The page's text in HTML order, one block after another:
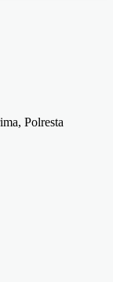
Polresta